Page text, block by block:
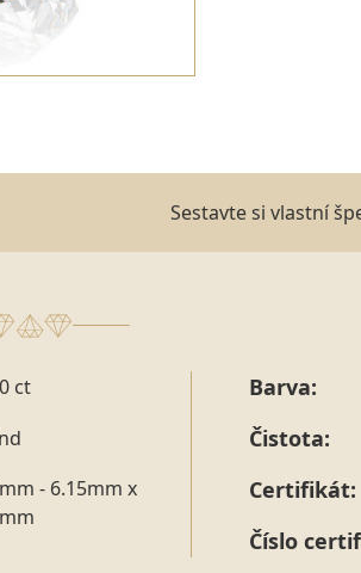
Sestavte si vlastní
ct
- 6.15mm x
Barva:
Čistota:
Certifikát:
Číslo